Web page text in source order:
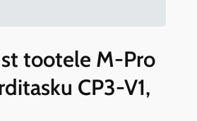
tootele M-Pro
CP3-V1,